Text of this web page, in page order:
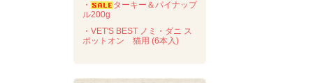
・
ターキー＆パイナップ
ル200g
・VET'S BEST ノミ・ダニ ス
ポットオン 猫用 (6本入)